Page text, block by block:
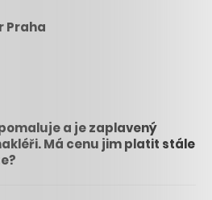
Praha
a je zaplavený
Má cenu jim platit stále